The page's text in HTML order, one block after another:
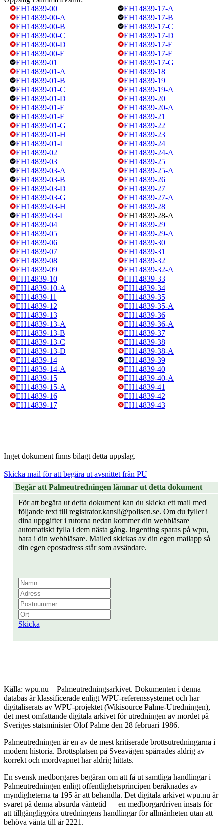
EH14839-00
EH14839-00-A
EH14839-00-B
EH14839-00-C
EH14839-00-D
EH14839-00-E
EH14839-01
EH14839-01-A
EH14839-01-B
EH14839-01-C
EH14839-01-D
EH14839-01-E
EH14839-01-F
EH14839-01-G
EH14839-01-H
EH14839-01-I
EH14839-02
EH14839-03
EH14839-03-A
EH14839-03-B
EH14839-03-D
EH14839-03-G
EH14839-03-H
EH14839-03-I
EH14839-04
EH14839-05
EH14839-06
EH14839-07
EH14839-08
EH14839-09
EH14839-10
EH14839-10-A
EH14839-11
EH14839-12
EH14839-13
EH14839-13-A
EH14839-13-B
EH14839-13-C
EH14839-13-D
EH14839-14
EH14839-14-A
EH14839-15
EH14839-15-A
EH14839-16
EH14839-17
EH14839-17-A
EH14839-17-B
EH14839-17-C
EH14839-17-D
EH14839-17-E
EH14839-17-F
EH14839-17-G
EH14839-18
EH14839-19
EH14839-19-A
EH14839-20
EH14839-20-A
EH14839-21
EH14839-22
EH14839-23
EH14839-24
EH14839-24-A
EH14839-25
EH14839-25-A
EH14839-26
EH14839-27
EH14839-27-A
EH14839-28
EH14839-28-A
EH14839-29
EH14839-29-A
EH14839-30
EH14839-31
EH14839-32
EH14839-32-A
EH14839-33
EH14839-34
EH14839-35
EH14839-35-A
EH14839-36
EH14839-36-A
EH14839-37
EH14839-38
EH14839-38-A
EH14839-39
EH14839-40
EH14839-40-A
EH14839-41
EH14839-42
EH14839-43
Inget dokument finns bilagt detta uppslag.
Skicka mail för att begära ut avsnittet från PU
Begär att Palmeutredningen lämnar ut detta dokument
För att begära ut detta dokument kan du skicka ett mail med
följande text till registrator.kansli@polisen.se. Om du fyller i
dina uppgifter i rutorna nedan kommer din webbläsare
automatiskt fylla i dem nästa gång. Ingenting sparas på wpu,
bara i din webbläsare. Mailed skickas av din egen mailapp så
din egen epostadress står som avsändare.
Skicka
Källa: wpu.nu – Palmeutredningsarkivet. Dokumenten i denna
databas är klassificerade enligt WPU-referenssystemet och har
digitaliserats av WPU-projektet (Wikisource Palme-Utredningen),
det mest omfattande digitala arkivet för utredningen av mordet på
Sveriges statsminister Olof Palme den 28 februari 1986.
Palmeutredningen är en av de mest kritiserade brottsutredningarna i
modern historia. Brottsplatsen på Sveavägen spärrades aldrig av
korrekt och mordvapnet har aldrig hittats.
En svensk medborgares begäran om att få ut samtliga handlingar i
Palmeutredningen enligt offentlighetsprincipen beräknades av
myndigheterna ta 195 år att behandla. Det digitala arkivet wpu.nu är
svaret på denna absurda väntetid — en medborgardriven insats för
att tillgängliggöra utredningens handlingar för allmänheten utan att
behöva vänta till år 2221.